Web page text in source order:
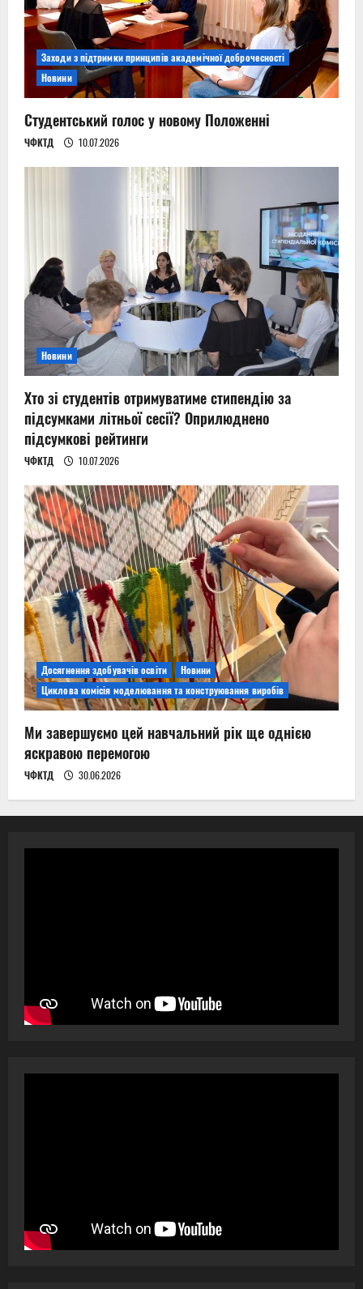
Заходи з підтримки принципів академічної доброчесності
Новини
Студентський голос у новому Положенні
ЧФКТД 10.07.2026
Новини
Хто зі студентів отримуватиме стипендію за
підсумками літньої сесії? Оприлюднено
підсумкові рейтинги
ЧФКТД 10.07.2026
Досягнення здобувачів освіти
Новини
Циклова комісія моделювання та конструювання виробів
Ми завершуємо цей навчальний рік ще однією
яскравою перемогою
ЧФКТД 30.06.2026